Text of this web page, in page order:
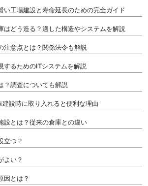
い工場建設と寿命延長のための完全ガイド
はどう造る？適した構造やシステムを解説
注意点とは？関係法令も解説
するためのITシステムを解説
？調査についても解説
建設時に取り入れると便利な理由
設とは？従来の倉庫との違い
立つ？
よい？
因とは？